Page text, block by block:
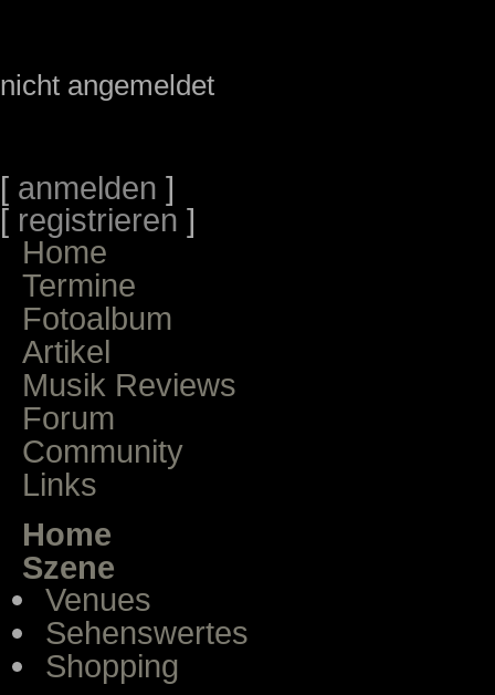
nicht angemeldet
[ anmelden ]
[ registrieren ]
Home
Termine
Fotoalbum
Artikel
Musik Reviews
Forum
Community
Links
Home
Szene
Venues
Sehenswertes
Shopping